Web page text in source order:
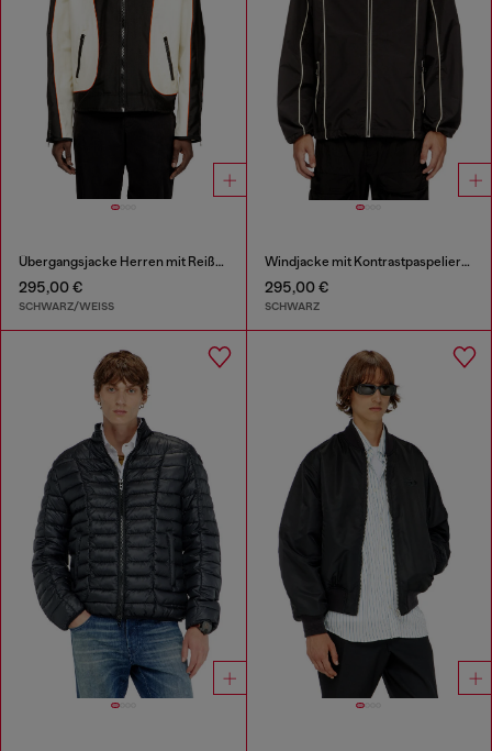
Übergangsjacke Herren mit Reißverschluss
295,00 €
SCHWARZ/WEISS
Windjacke mit Kontrastpaspelierung
295,00 €
SCHWARZ